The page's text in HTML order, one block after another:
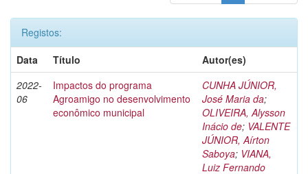
Registos:
Data
Título
Autor(es)
2022-
06
Impactos do programa
Agroamigo no desenvolvimento
econômico municipal
CUNHA JÚNIOR,
José Maria da;
OLIVEIRA, Alysson
Inácio de; VALENTE
JÚNIOR, Aírton
Saboya; VIANA,
Luiz Fernando